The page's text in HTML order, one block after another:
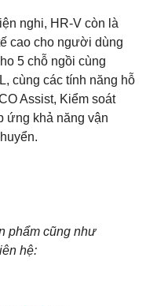
nghi, HR-V còn là
cao cho người dùng
5 chỗ ngồi cùng
cùng các tính năng hỗ
Assist, Kiểm soát
ứng khả năng vận
phẩm cũng như
hệ:
*là bắt buộc